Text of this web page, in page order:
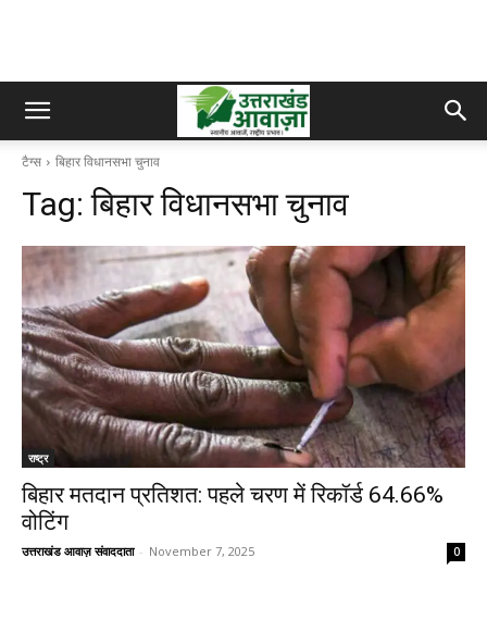
टैग्स बिहार विधानसभा चुनाव
Tag:बिहार विधानसभा चुनाव
राष्ट्र
बिहार मतदान प्रतिशत: पहले चरण में रिकॉर्ड 64.66%
वोटिंग
उत्तराखंड आवाज़ संवाददाता - November 7, 2025 0